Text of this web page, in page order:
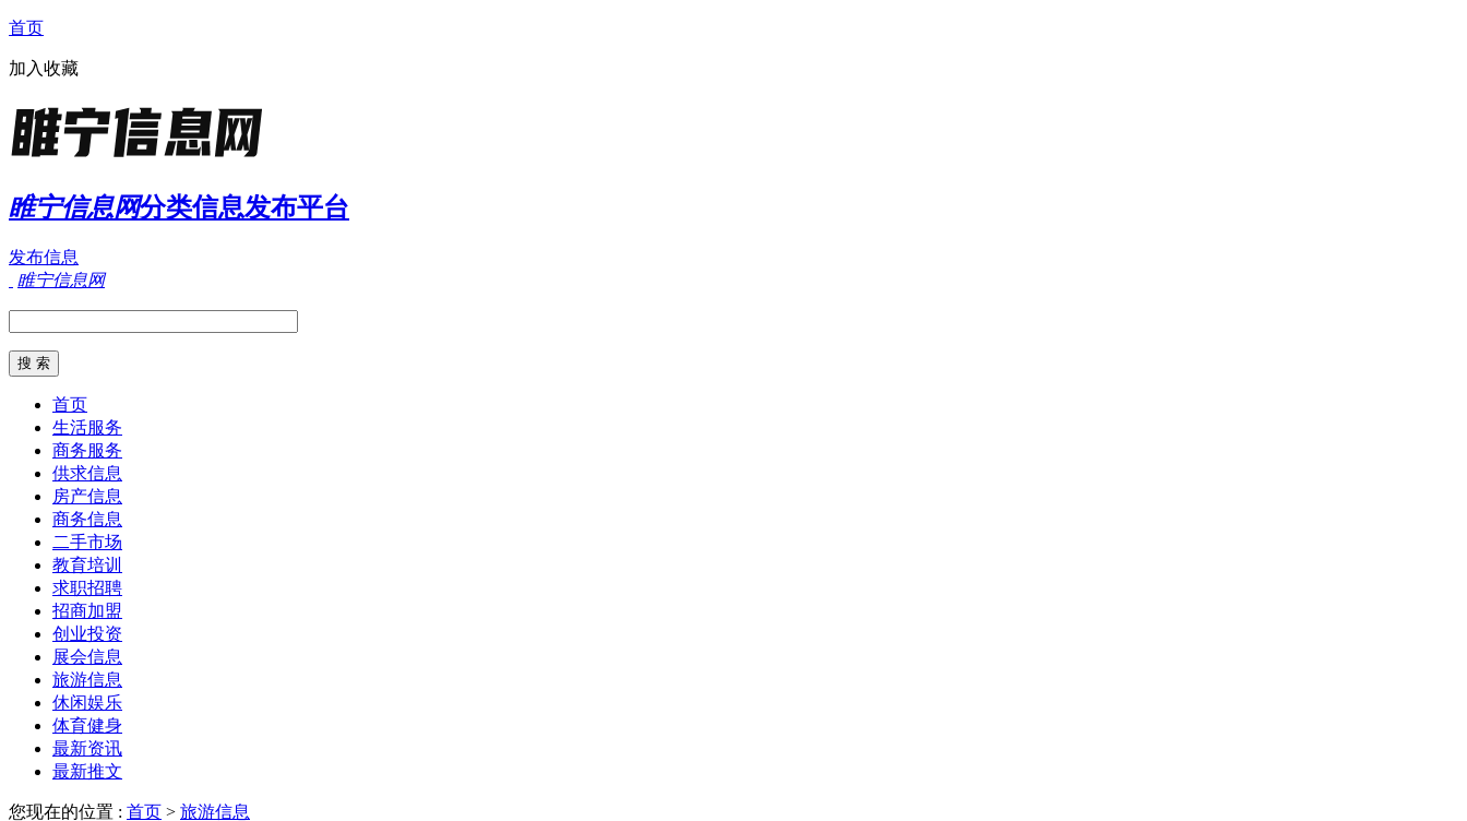
首页
加入收藏
睢宁信息网分类信息发布平台
发布信息
睢宁信息网
首页
生活服务
商务服务
供求信息
房产信息
商务信息
二手市场
教育培训
求职招聘
招商加盟
创业投资
展会信息
旅游信息
休闲娱乐
体育健身
最新资讯
最新推文
您现在的位置 : 首页 > 旅游信息